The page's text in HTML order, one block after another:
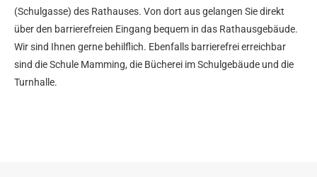
(Schulgasse) des Rathauses. Von dort aus gelangen Sie direkt
über den barrierefreien Eingang bequem in das Rathausgebäude.
Wir sind Ihnen gerne behilflich. Ebenfalls barrierefrei erreichbar
sind die Schule Mamming, die Bücherei im Schulgebäude und die
Turnhalle.